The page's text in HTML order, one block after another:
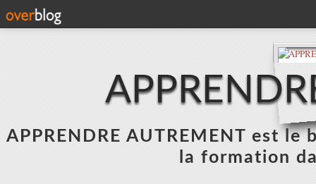
APPRENDRE AUTREMENT est
la formation